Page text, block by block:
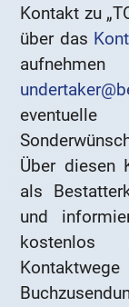
Kontakt zu
über das
Über diesen
als
und
kostenlos